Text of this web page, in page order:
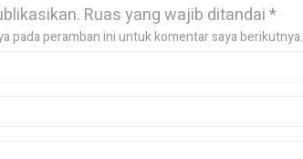
Ruas yang wajib ditandai*
pada peramban ini untuk komentar saya berikutnya.